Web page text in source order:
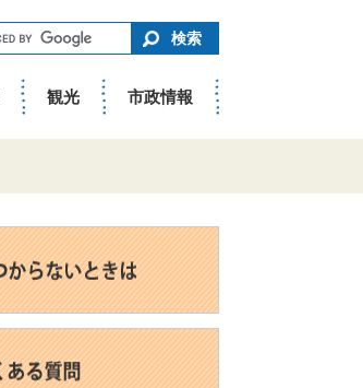
観光 市政情報